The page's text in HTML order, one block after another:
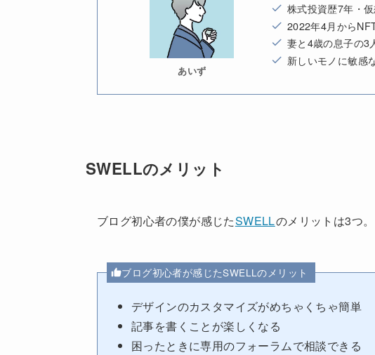
あいず
株式投資歴7年・
2022年4月から
妻と4歳の息子の3
新しいモノに敏感
SWELLのメリット
ブログ初心者の僕が感じたSWELLのメリットは3つ。
ブログ初心者が感じたSWELLのメリット
デザインのカスタマイズがめちゃくちゃ簡単
記事を書くことが楽しくなる
困ったときに専用のフォーラムで相談できる